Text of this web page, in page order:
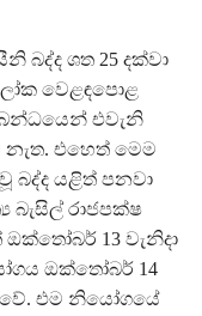
ශත 25 දක්වා
වෙළඳපොළ
එවැනි
එහෙත් මෙම
යළිත් පනවා
බැසිල් රාජපක්ෂ
13 වැනිදා
ඔක්තෝබර් 14
එම නියෝගයේ